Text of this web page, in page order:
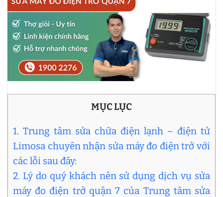
MỤC LỤC
1. Trung tâm sửa chữa điện lạnh – điện tử
Limosa chuyên nhận sửa máy đo điện trở với
các lỗi sau đây:
2. Lý do quý khách nên sử dụng dịch vụ sửa
máy đo điện trở quận 7 của Trung tâm sửa